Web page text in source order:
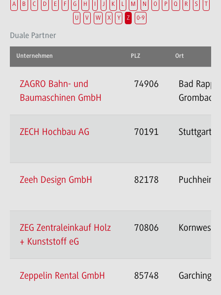
A B C D E F G H I J K L M N O P Q R S
T
U
V W X Y Z 0-9
Duale Partner
Unternehmen PLZ Ort
ZAGRO Bahn- und
Baumaschinen GmbH
74906
Bad
Grombach
ZECH Hochbau AG 70191 Stuttgart
Zeeh Design GmbH 82178 Puchheim
ZEG Zentraleinkauf Holz
+ Kunststoff eG
70806
Zeppelin Rental GmbH 85748 Garching